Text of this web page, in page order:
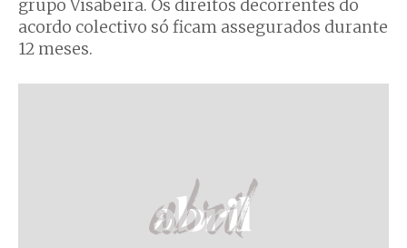
grupo Visabeira. Os direitos decorrentes do
acordo colectivo só ficam assegurados durante
12 meses.